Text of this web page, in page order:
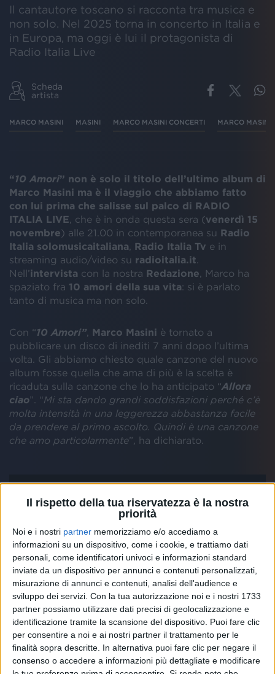
Il rispetto della tua riservatezza è la nostra
priorità
Noi e i nostri partner memorizziamo e/o accediamo a
informazioni su un dispositivo, come i cookie, e trattiamo dati
personali, come identificatori univoci e informazioni standard
inviate da un dispositivo per annunci e contenuti personalizzati,
misurazione di annunci e contenuti, analisi dell'audience e
sviluppo dei servizi. Con la tua autorizzazione noi e i nostri 1733
partner possiamo utilizzare dati precisi di geolocalizzazione e
identificazione tramite la scansione del dispositivo. Puoi fare clic
per consentire a noi e ai nostri partner il trattamento per le
finalità sopra descritte. In alternativa puoi fare clic per negare il
consenso o accedere a informazioni più dettagliate e modificare
Il cantautore toscano si racconta tra musica e
non solo. Nel 2025 torna in concerto in Italia e
in Europa, ma oggi è lui il protagonista di
Radio Italia Live
Scheda
artista
MARCO MASINI MASINI MARCO MASINI CONCERTI MARCO MASINI
“10 Amori” non è solo il titolo dell’ultimo album di
Marco Masini ma è il viaggio che abbiamo fatto
con lui prima che salisse sul palco di RADIO
ITALIA LIVE , che è in onda questa sera (venerdì 15
novembre) alle 21.00 in contemporanea su Radio
Italia solomusicaitaliana
Radio Italia Tv e in
streaming audio/video su radioitalia.it
Nell’intervista con la nostra Redazione , Marco ha
spaziato fra 10 amori della sua vita: si è parlato
tanto di musica ma non solo.
Con “10 Amori” Marco Masini è tornato a
pubblicare un disco di inediti 7 anni dopo l’ultima
volta. Gli abbiamo chiesto quale canzone del nuovo
album fosse quella che ama di più è la scelta è
ricaduta sulla canzone che lo ha anticipato “Allora
ciao”. “Mi sta dando grandi soddisfazioni perché c’è
molta intensità in una leggerezza abbastanza facile
da prendere al primo ascolto. Quindi è una canzone
che amo particolarmente”, ha dichiarato.